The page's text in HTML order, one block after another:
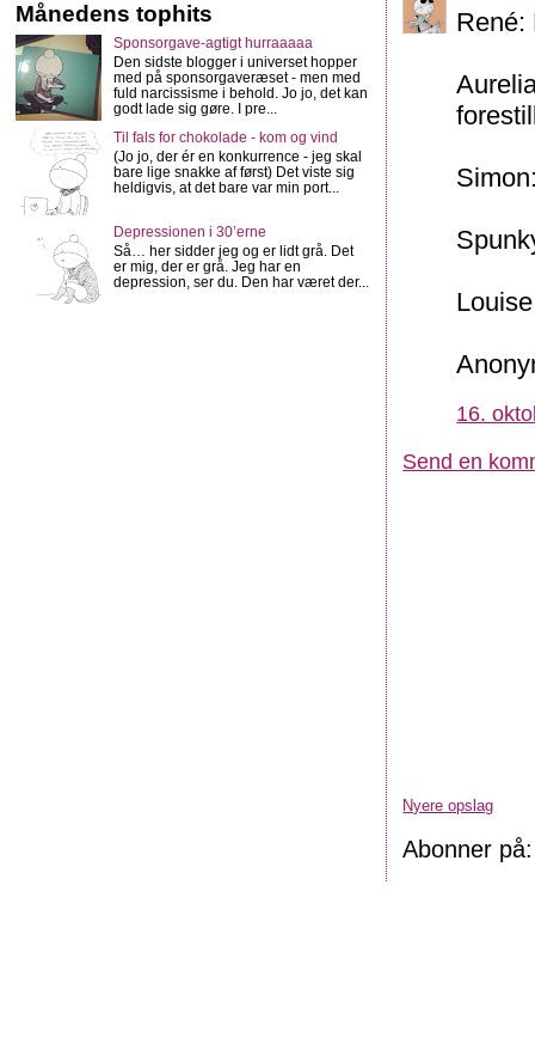
René:
16.
Send en
Nyere opslag
Abonner
Månedens tophits
Sponsorgave-agtigt hurraaaaa
Den sidste blogger i universet hopper
med på sponsorgaveræset - men med
fuld narcissisme i behold. Jo jo, det kan
godt lade sig gøre. I pre...
Til fals for chokolade - kom og vind
(Jo jo, der ér en konkurrence - jeg skal
bare lige snakke af først) Det viste sig
heldigvis, at det bare var min port...
Depressionen i 30’erne
Så… her sidder jeg og er lidt grå. Det
er mig, der er grå. Jeg har en
depression, ser du. Den har været der...